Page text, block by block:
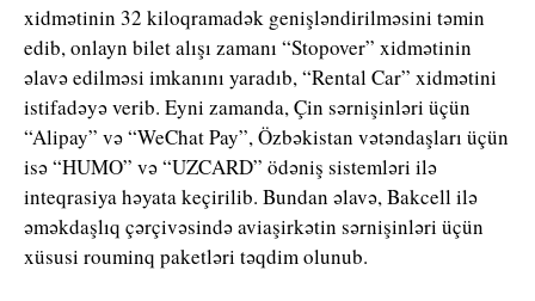
xidmətinin 32 kiloqramadək genişləndirilməsini təmin
edib, onlayn bilet alışı zamanı “Stopover” xidmətinin
əlavə edilməsi imkanını yaradıb, “Rental Car” xidmətini
istifadəyə verib. Eyni zamanda, Çin sərnişinləri üçün
“Alipay” və “WeChat Pay”, Özbəkistan vətəndaşları üçün
isə “HUMO” və “UZCARD” ödəniş sistemləri ilə
inteqrasiya həyata keçirilib. Bundan əlavə, Bakcell ilə
əməkdaşlıq çərçivəsində aviaşirkətin sərnişinləri üçün
xüsusi rouminq paketləri təqdim olunub.